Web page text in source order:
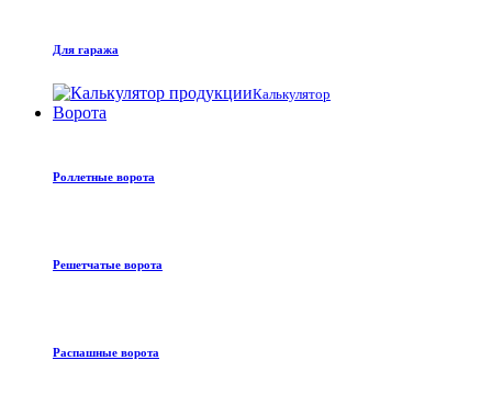
Для гаража
Калькулятор
Ворота
Роллетные ворота
Решетчатые ворота
Распашные ворота